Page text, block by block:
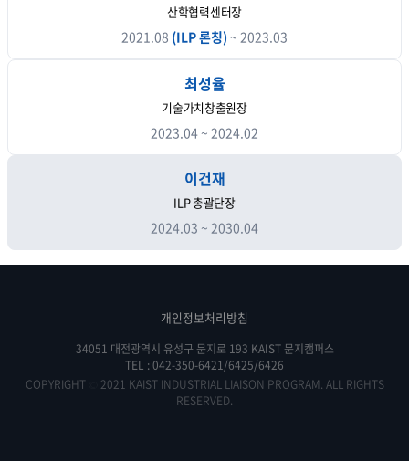
산학협력센터장
2021.08 (ILP 론칭) ~ 2023.03
최성율
기술가치창출원장
2023.04 ~ 2024.02
이건재
ILP 총괄단장
2024.03 ~ 2030.04
개인정보처리방침
34051 대전광역시 유성구 문지로 193 KAIST 문지캠퍼스
TEL :042-350-6421/6425/6426
COPYRIGHT © 2021 KAIST INDUSTRIAL LIAISON PROGRAM. ALL RIGHTS
RESERVED.